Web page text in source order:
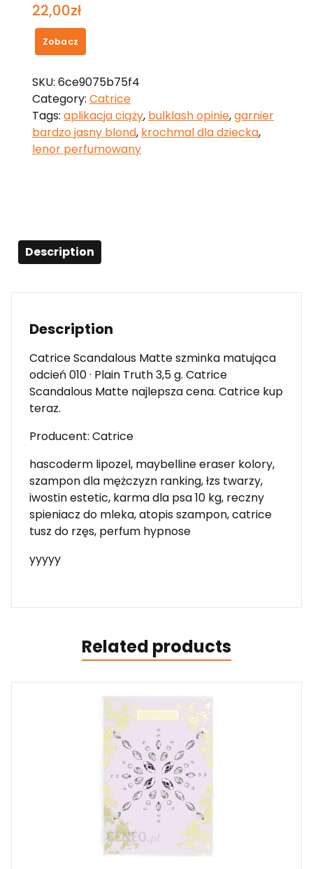
22,00zł
Zobacz
SKU: 6ce9075b75f4
Category: Catrice
Tags: aplikacja ciąży, bulklash opinie,garnier
bardzo jasny blond, krochmal dla dziecka,
lenor perfumowany
Description
Description
Catrice Scandalous Matte szminka matująca
odcień 010 · Plain Truth 3,5 g. Catrice
Scandalous Matte najlepsza cena. Catrice kup
teraz.
Producent: Catrice
hascoderm lipozel, maybelline eraser kolory,
szampon dla mężczyzn ranking, łzs twarzy,
iwostin estetic, karma dla psa 10 kg, reczny
spieniacz do mleka, atopis szampon, catrice
tusz do rzęs, perfum hypnose
yyyyy
Related products